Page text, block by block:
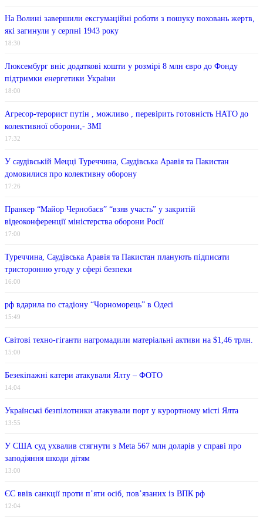
На Волині завершили ексгумаційні роботи з пошуку поховань жертв,
які загинули у серпні 1943 року
18:30
Люксембург вніс додаткові кошти у розмірі 8 млн євро до Фонду
підтримки енергетики України
18:00
Агресор-терорист путін , можливо , перевірить готовність НАТО до
колективної оборони,- ЗМІ
17:32
У саудівській Мецці Туреччина, Саудівська Аравія та Пакистан
домовилися про колективну оборону
17:26
Пранкер “Майор Чернобаєв” “взяв участь” у закритій
відеоконференції міністерства оборони Росії
17:00
Туреччина, Саудівська Аравія та Пакистан планують підписати
тристоронню угоду у сфері безпеки
16:00
рф вдарила по стадіону “Чорноморець” в Одесі
15:49
Світові техно-гіганти нагромадили матеріальні активи на $1,46 трлн.
15:00
Безекіпажні катери атакували Ялту – ФОТО
14:04
Українські безпілотники атакували порт у курортному місті Ялта
13:55
У США суд ухвалив стягнути з Meta 567 млн ​​доларів у справі про
заподіяння шкоди дітям
13:00
ЄС ввів санкції проти п’яти осіб, пов’язаних із ВПК рф
12:04